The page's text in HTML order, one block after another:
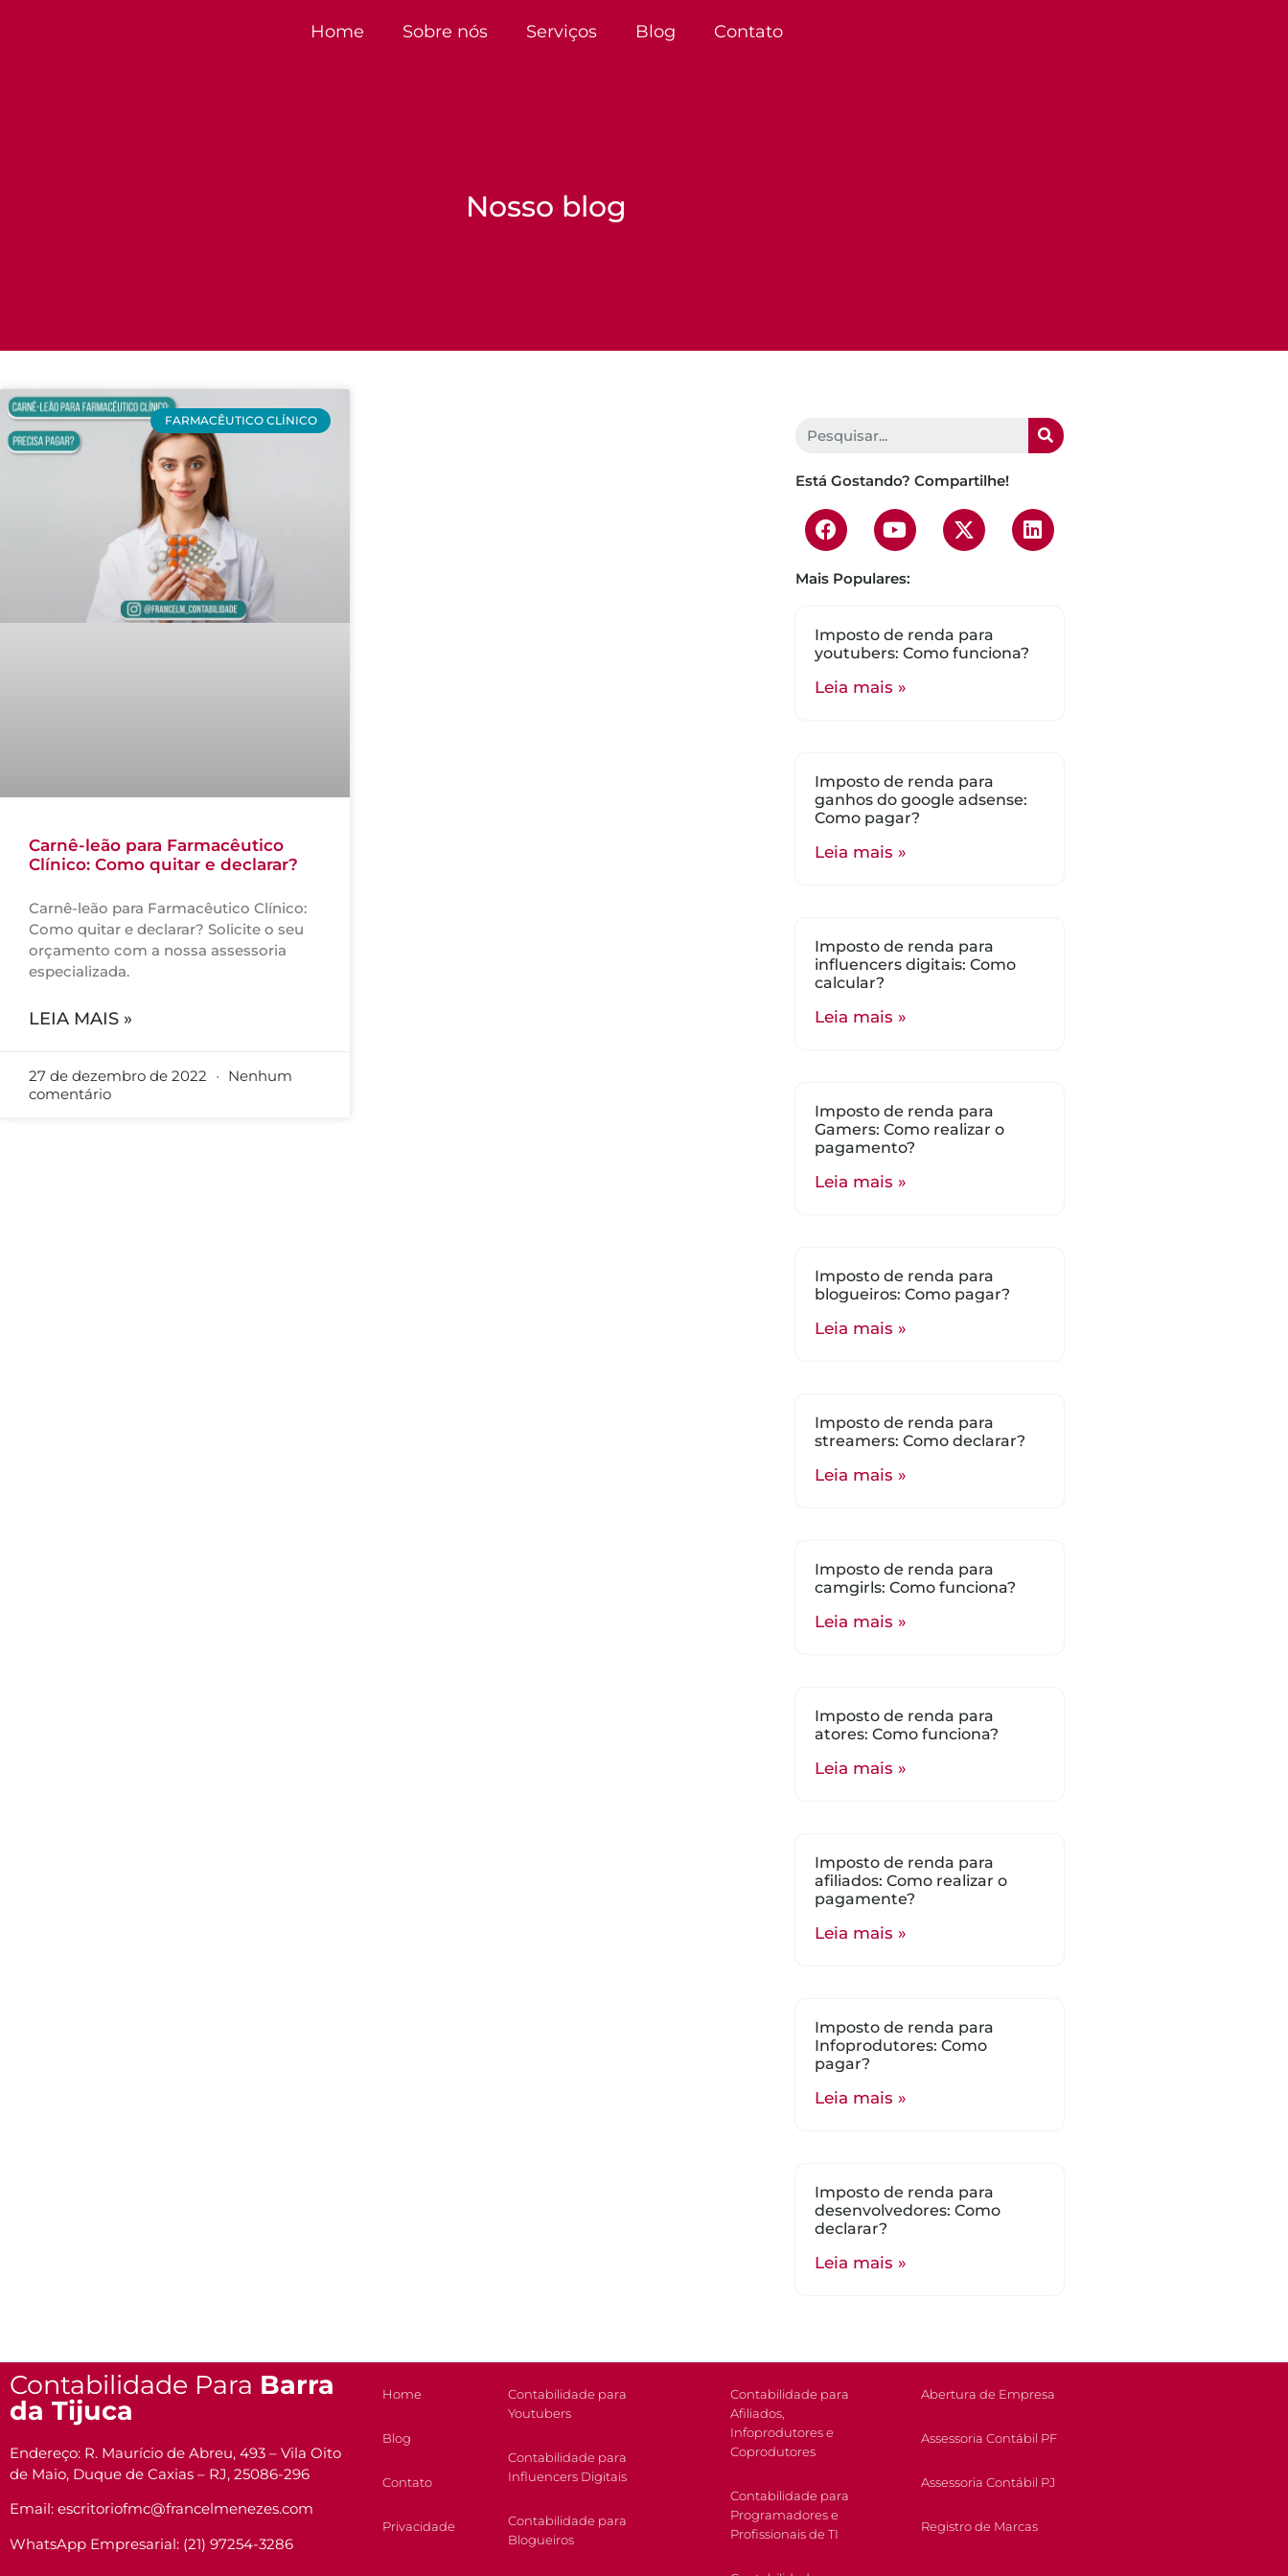
Home Sobre nós Serviços Blog Contato
Nosso blog
FARMACÊUTICO CLÍNICO
Carnê-leão para Farmacêutico
Clínico: Como quitar e declarar?
Carnê-leão para Farmacêutico Clínico:
Como quitar e declarar? Solicite o seu
orçamento com a nossa assessoria
especializada.
LEIA MAIS »
27 de dezembro de 2022
Nenhum
comentário
Está Gostando? Compartilhe!
Mais Populares:
Imposto de renda para
youtubers: Como funciona?
Leia mais »
Imposto de renda para
ganhos do google adsense:
Como pagar?
Leia mais »
Imposto de renda para
influencers digitais: Como
calcular?
Leia mais »
Imposto de renda para
Gamers: Como realizar o
pagamento?
Leia mais »
Imposto de renda para
blogueiros: Como pagar?
Leia mais »
Imposto de renda para
streamers: Como declarar?
Leia mais »
Imposto de renda para
camgirls: Como funciona?
Leia mais »
Imposto de renda para
atores: Como funciona?
Leia mais »
Imposto de renda para
afiliados: Como realizar o
pagamente?
Leia mais »
Imposto de renda para
Infoprodutores: Como
pagar?
Leia mais »
Imposto de renda para
desenvolvedores: Como
declarar?
Leia mais »
Contabilidade Para Barra
da Tijuca
Endereço: R. Maurício de Abreu, 493 – Vila Oito
de Maio, Duque de Caxias – RJ, 25086-296
Email: escritoriofmc@francelmenezes.com
WhatsApp Empresarial: (21) 97254-3286
Home
Blog
Contato
Privacidade
Contabilidade para
Youtubers
Contabilidade para
Influencers Digitais
Contabilidade para
Blogueiros
Contabilidade para
Afiliados,
Infoprodutores e
Coprodutores
Contabilidade para
Programadores e
Profissionais de TI
Abertura de Empresa
Assessoria Contábil PF
Assessoria Contábil PJ
Registro de Marcas